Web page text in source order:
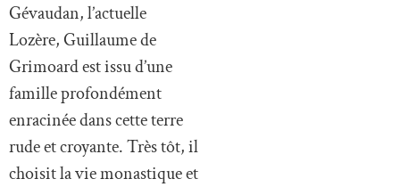
Gévaudan, l’actuelle
Lozère, Guillaume de
Grimoard est issu d’une
famille profondément
enracinée dans cette terre
rude et croyante. Très tôt, il
choisit la vie monastique et